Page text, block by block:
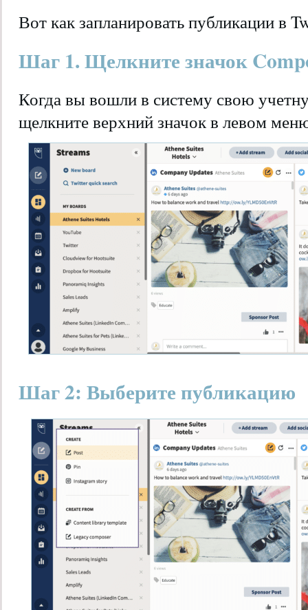
Вот как запланировать публикации в
Шаг 1. Щелкните значок
Когда вы вошли в систему свою
щелкните верхний значок в левом
Шаг 2: Выберите публикацию